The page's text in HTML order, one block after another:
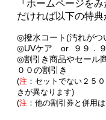
『ホームページを
だければ以下の特典
◎撥水コート(汚れがつ
◎UVケア or ９９．９
◎割引き商品やセール
００の割引き
(注 ：セットでない２５
きが異なります)
(注 ：他の割引券と併用